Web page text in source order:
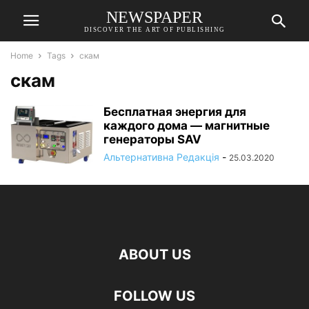
NEWSPAPER
DISCOVER THE ART OF PUBLISHING
Home Tags скам
скам
Бесплатная энергия для
каждого дома — магнитные
генераторы SAV
Альтернативна Редакція - 25.03.2020
ABOUT US
FOLLOW US